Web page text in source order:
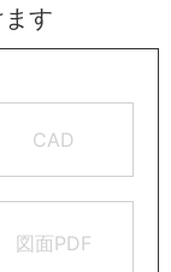
す
CAD
図面PDF